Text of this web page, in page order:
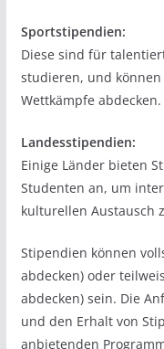
Sportstipendien:
Diese sind für
studieren, und
Wettkämpfe abdecken.
Landesstipendien:
Einige Länder bieten
Studenten an, um
kulturellen Austausch
Stipendien können
abdecken) oder
abdecken) sein. Die
und den Erhalt von
anbietenden